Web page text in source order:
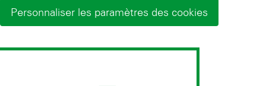
Personnaliser les paramètres des cookies